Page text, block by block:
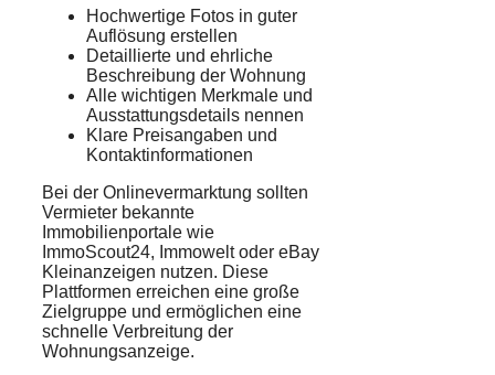
Hochwertige Fotos in guter
Auflösung erstellen
Detaillierte und ehrliche
Beschreibung der Wohnung
Alle wichtigen Merkmale und
Ausstattungsdetails nennen
Klare Preisangaben und
Kontaktinformationen
Bei der Onlinevermarktung sollten
Vermieter bekannte
Immobilienportale wie
ImmoScout24, Immowelt oder eBay
Kleinanzeigen nutzen. Diese
Plattformen erreichen eine große
Zielgruppe und ermöglichen eine
schnelle Verbreitung der
Wohnungsanzeige.